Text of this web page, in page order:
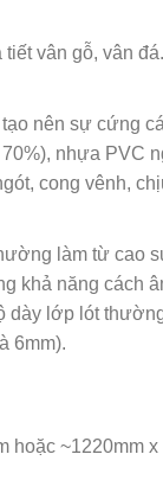
tiết vân gỗ, vân
nên sự cứng
nhựa PVC
cong vênh,
làm từ cao
khả năng cách
lớp lót
6mm).
hoặc ~1220mm